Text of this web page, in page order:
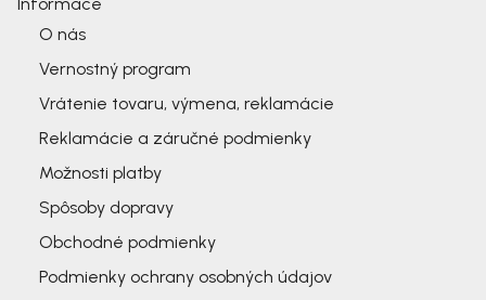
Informace
O nás
Vernostný program
Vrátenie tovaru, výmena, reklamácie
Reklamácie a záručné podmienky
Možnosti platby
Spôsoby dopravy
Obchodné podmienky
Podmienky ochrany osobných údajov